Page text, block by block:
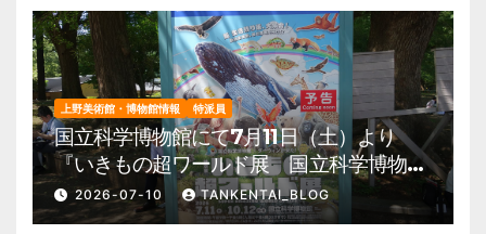
上野美術館・博物館情報 特派員
国立科学博物館にて7月11日（土）より
『いきもの超ワールド展 国立科学博物館
×ダーウィンが来た！』を開催。 上野公
園 美術館・博物館 混雑情報他
2026-07-10 TANKENTAI_BLOG